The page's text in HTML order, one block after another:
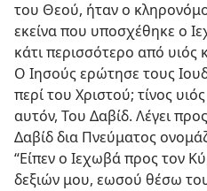
του Θεού, ήταν ο
εκείνα που υποσχέθηκε ο
κάτι περισσότερο από υιός
Ο Ιησούς ερώτησε τους
περί του Χριστού; τίνος
αυτόν, Του Δαβίδ. Λέγει
Δαβίδ δια Πνεύματος
“Είπεν ο Ιεχωβά προς τον
δεξιών μου, εωσού θέσω